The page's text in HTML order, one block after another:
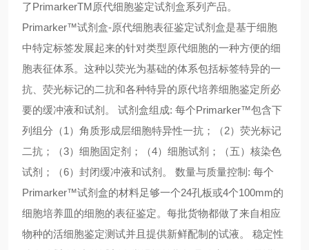
了PrimarkerTM原代细胞鉴定试剂盒系列产品。
Primarker™试剂盒-原代细胞表征鉴定试剂盒是基于细胞
中特定标签发展起来的针对类型原代细胞的一种方便的细
胞表征体系。这种以荧光为基础的体系包括标签特异的一
抗、荧光标记的二抗和各种特异的原代培养细胞鉴定所必
要的缓冲液和试剂。 试剂盒组成: 每个Primarker™包含下
列组分（1）角质形成层细胞特异性一抗；（2）荧光标记
二抗；（3）细胞固定剂；（4）细胞试剂；（五）核染色
试剂；（6）封闭缓冲液和试剂。 数量与质量控制: 每个
Primarker™试剂盒的材料足够一个24孔板或4个100mm的
细胞培养皿的细胞的表征鉴定。每批货物都做了来自相应
物种的活细胞鉴定测试并且提供新鲜配制的试液。 稳定性